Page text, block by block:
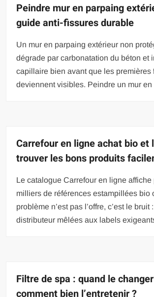
Peindre mur en parpaing
guide anti-fissures durable
Un mur en parpaing extérieur non
dégrade par carbonatation du béton et
capillaire bien avant que les premières
deviennent visibles. Peindre un mur en
Carrefour en ligne achat bio et
trouver les bons produits
Le catalogue Carrefour en ligne affiche
milliers de références estampillées bio
problème n’est pas l’offre, c’est le bruit
distributeur mêlées aux labels
Filtre de spa : quand le
comment bien l’entretenir ?